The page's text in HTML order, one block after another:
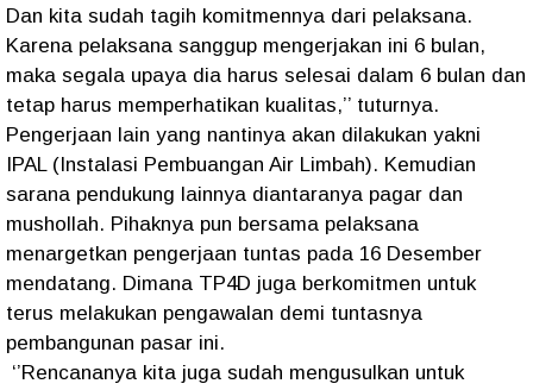
Dan kita sudah tagih komitmennya dari pelaksana.
Karena pelaksana sanggup mengerjakan ini 6 bulan,
maka segala upaya dia harus selesai dalam 6 bulan dan
tetap harus memperhatikan kualitas,’’ tuturnya.
Pengerjaan lain yang nantinya akan dilakukan yakni
IPAL (Instalasi Pembuangan Air Limbah). Kemudian
sarana pendukung lainnya diantaranya pagar dan
mushollah. Pihaknya pun bersama pelaksana
menargetkan pengerjaan tuntas pada 16 Desember
mendatang. Dimana TP4D juga berkomitmen untuk
terus melakukan pengawalan demi tuntasnya
pembangunan pasar ini.
‘’Rencananya kita juga sudah mengusulkan untuk